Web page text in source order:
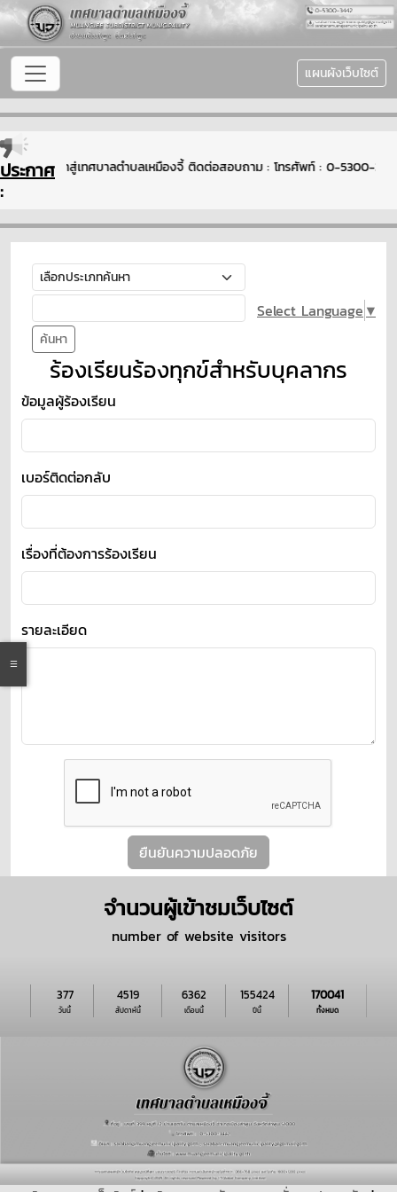
แผนผังเว็บไซต์
ประกาศ
:
อนรับเข้าสู่เทศบาลตำบลเหมืองจี้ ติดต่อสอบถาม : โทรศัพท์ : 0-5300-3442
ค้นหา
Select Language ▼
ร้องเรียนร้องทุกข์สำหรับบุคลากร
ข้อมูลผู้ร้องเรียน
เบอร์ติดต่อกลับ
เรื่องที่ต้องการร้องเรียน
รายละเอียด
ยืนยันความปลอดภัย
จำนวนผู้เข้าชมเว็บไซต์
number of website visitors
วันนี้
377
สัปดาห์นี้
4519
เดือนนี้
6362
ปีนี้
155424
ทั้งหมด
170041